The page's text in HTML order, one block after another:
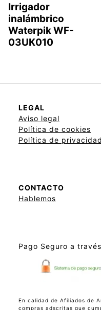
Irrigador
inalámbrico
Waterpik WF-
03UK010
LEGAL
Aviso legal
Política de cookies
Política de privacidad
CONTACTO
Hablemos
Pago Seguro a
En calidad de Afiliados de
compras adscritas que